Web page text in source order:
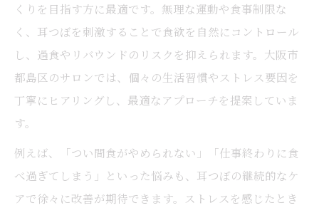
くりを目指す方に最適です。無理な運動や食事制限な
く、耳つぼを刺激することで食欲を自然にコントロール
し、過食やリバウンドのリスクを抑えられます。大阪市
都島区のサロンでは、個々の生活習慣やストレス要因を
丁寧にヒアリングし、最適なアプローチを提案していま
す。
例えば、「つい間食がやめられない」「仕事終わりに食
べ過ぎてしまう」といった悩みも、耳つぼの継続的なケ
アで徐々に改善が期待できます。ストレスを感じたとき